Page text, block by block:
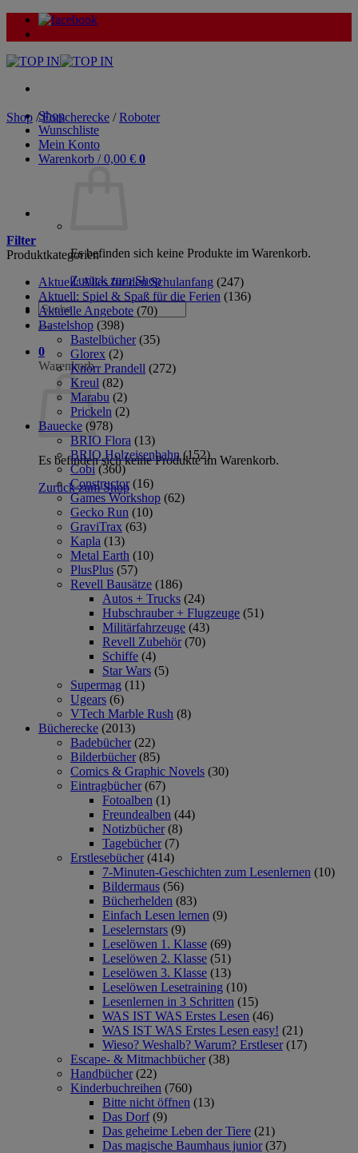
Zum
Inhalt
Shop
Wunschliste
Mein Konto
Warenkorb /0,00 € 0
Es befinden sich keine Produkte im Warenkorb.
Zurück zum Shop
Suche
nach:
0
Warenkorb
Es befinden sich keine Produkte im Warenkorb.
Zurück zum Shop
Shop / Forscherecke / Roboter
Filter
Produktkategorien
Aktuell: Alles für den Schulanfang (247)
Aktuell: Spiel & Spaß für die Ferien (136)
Aktuelle Angebote (70)
Bastelshop (398)
Bastelbücher (35)
Glorex (2)
Knorr Prandell (272)
Kreul (82)
Marabu (2)
Prickeln (2)
Bauecke (978)
BRIO Flora (13)
BRIO Holzeisenbahn (152)
Cobi (360)
Constructor (16)
Games Workshop (62)
Gecko Run (10)
GraviTrax (63)
Kapla (13)
Metal Earth (10)
PlusPlus (57)
Revell Bausätze (186)
Autos + Trucks (24)
Hubschrauber + Flugzeuge (51)
Militärfahrzeuge (43)
Revell Zubehör (70)
Schiffe (4)
Star Wars (5)
Supermag (11)
Ugears (6)
VTech Marble Rush (8)
Bücherecke (2013)
Badebücher (22)
Bilderbücher (85)
Comics & Graphic Novels (30)
Eintragbücher (67)
Fotoalben (1)
Freundealben (44)
Notizbücher (8)
Tagebücher (7)
Erstlesebücher (414)
7-Minuten-Geschichten zum Lesenlernen (10)
Bildermaus (56)
Bücherhelden (83)
Einfach Lesen lernen (9)
Leselernstars (9)
Leselöwen 1. Klasse (69)
Leselöwen 2. Klasse (51)
Leselöwen 3. Klasse (13)
Leselöwen Lesetraining (10)
Lesenlernen in 3 Schritten (15)
WAS IST WAS Erstes Lesen (46)
WAS IST WAS Erstes Lesen easy! (21)
Wieso? Weshalb? Warum? Erstleser (17)
Escape- & Mitmachbücher (38)
Handbücher (22)
Kinderbuchreihen (760)
Bitte nicht öffnen (13)
Das Dorf (9)
Das geheime Leben der Tiere (21)
Das magische Baumhaus junior (37)